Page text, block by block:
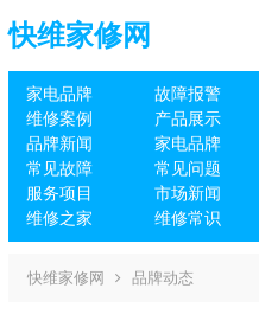
快维家修网
家电品牌 故障报警
维修案例
产品展示
品牌新闻
家电品牌
常见故障
常见问题
服务项目
市场新闻
维修之家
维修常识
快维家修网 品牌动态